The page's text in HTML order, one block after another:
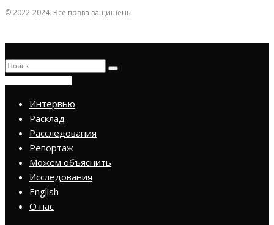
© 2022-2024. Все права защищены
Интервью
Расклад
Расследования
Репортаж
Можем объяснить
Исследования
English
О нас